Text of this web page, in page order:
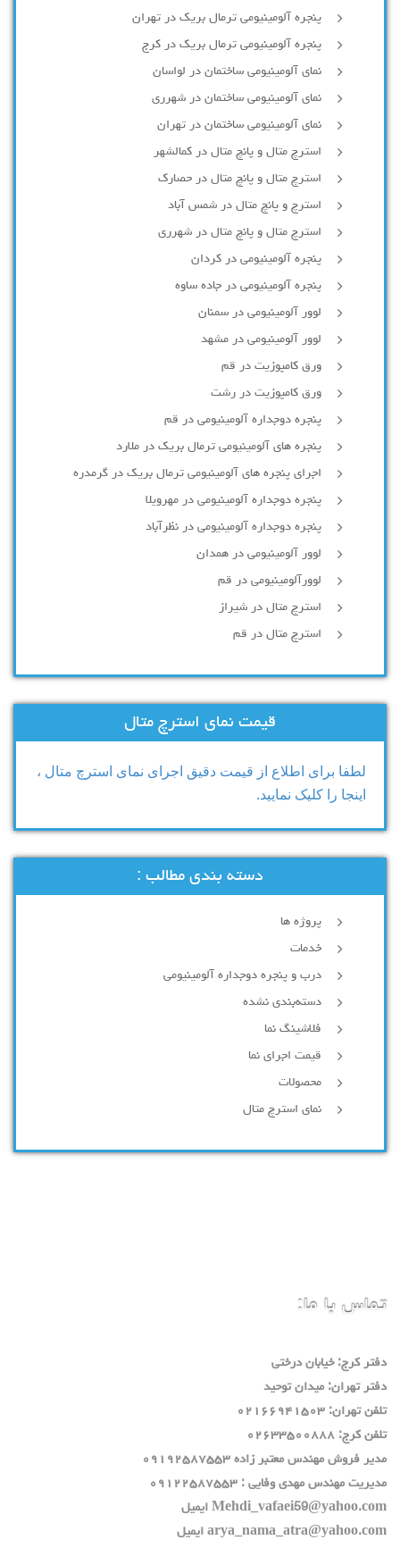
پنجره آلومینیومی ترمال بریک در تهران
پنجره آلومینیومی ترمال بریک در کرج
نمای آلومینیومی ساختمان در لواسان
نمای آلومینیومی ساختمان در شهرری
نمای آلومینیومی ساختمان در تهران
استرچ متال و پانچ متال در کمالشهر
استرچ متال و پانچ متال در حصارك
استرچ و پانچ متال در شمس آباد
استرچ متال و پانچ متال در شهرری
پنجره آلومینیومی در کردان
پنجره آلومینیومی در جاده ساوه
لوور آلومینیومی در سمنان
لوور آلومینیومی در مشهد
ورق کامپوزیت در قم
ورق کامپوزیت در رشت
پنجره دوجداره آلومينيومی در قم
پنجره های آلومینیومی ترمال بریک در ملارد
اجرای پنجره های آلومینیومی ترمال بریک در گرمدره
پنجره دوجداره آلومینیومی در مهرویلا
پنجره دوجداره آلومینیومی در نظرآباد
لوور آلومینیومی در همدان
لوورآلومینیومی در قم
استرچ متال در شیراز
استرچ متال در قم
قیمت نمای استرچ متال
لطفا برای اطلاع از قیمت دقیق اجرای نمای استرچ متال ،
اینجا را کلیک نمایید.
دسته بندی مطالب :
پروژه ها
خدمات
درب و پنجره دوجداره آلومینیومی
دسته‌بندی نشده
فلاشینگ نما
قیمت اجرای نما
محصولات
نمای استرچ متال
تماس با ما:
دفتر كرج: خيابان درختي
دفتر تهران: ميدان توحيد
تلفن تهران: ٠٢١٦٦٩٤١٥٠٣
تلفن كرج: ٠٢٦٣٣٥٠٠٨٨٨
مدير فروش مهندس معتبر زاده ٠٩١٩٢٥٨٧٥٥٣
مديريت مهندس مهدي وفايي : ٠٩١٢٢٥٨٧٥٥٣
Mehdi_vafaei59@yahoo.com ايميل
arya_nama_atra@yahoo.com ايميل